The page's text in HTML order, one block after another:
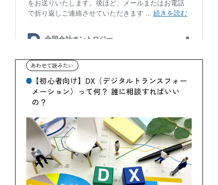
【初心者向け】DX（デジタルトランスフォー
メーション）って何？ 誰に相談すればいい
の？